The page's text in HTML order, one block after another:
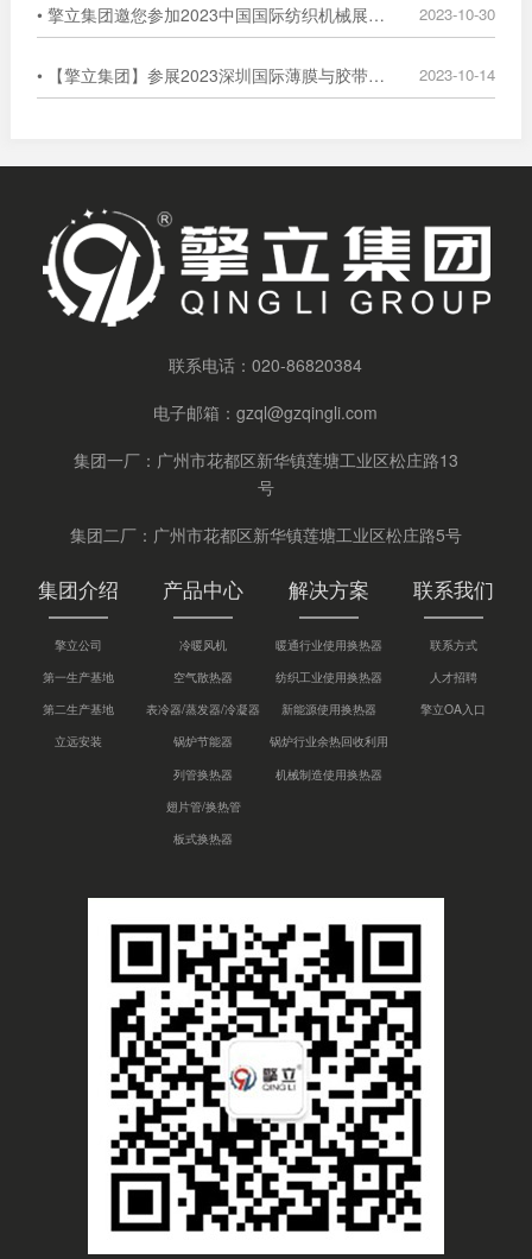
• 擎立集团邀您参加2023中国国际纺织机械展览会暨ITMA亚洲展览会 2023-10-30
• 【擎立集团】参展2023深圳国际薄膜与胶带展圆满落幕 2023-10-14
联系电话：020-86820384
电子邮箱：gzql@gzqingli.com
集团一厂：广州市花都区新华镇莲塘工业区松庄路13
号
集团二厂：广州市花都区新华镇莲塘工业区松庄路5号
集团介绍
擎立公司
第一生产基地
第二生产基地
立远安装
产品中心
冷暖风机
空气散热器
表冷器/蒸发器/冷凝器
锅炉节能器
列管换热器
翅片管/换热管
板式换热器
解决方案
暖通行业使用换热器
纺织工业使用换热器
新能源使用换热器
锅炉行业余热回收利用
机械制造使用换热器
联系我们
联系方式
人才招聘
擎立OA入口